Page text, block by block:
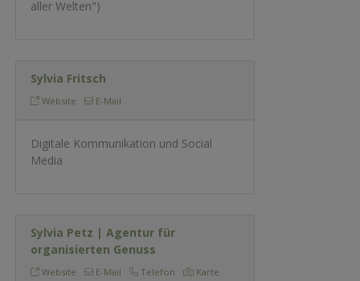
aller Welten")
Sylvia Fritsch
Website E-Mail
Digitale Kommunikation und Social
Media
Sylvia Petz | Agentur für
organisierten Genuss
Website E-Mail Telefon Karte